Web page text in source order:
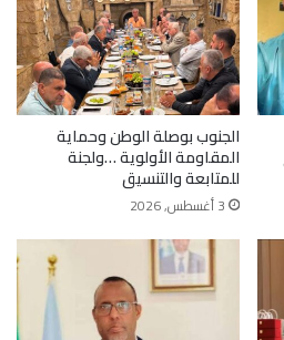
الجنوب بوصلة الوطن وحماية
المقاومة الأولوية …ولجنة
للمتابعة والتنسيق
3 أغسطس, 2026